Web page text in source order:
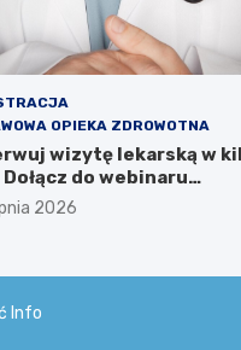
OPIEKA ZDROWOTNA
wizytę lekarską w
do webinaru
Zdrowia!
2026
Info